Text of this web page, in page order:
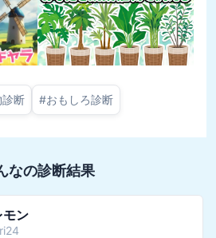
断 #おもしろ診断
なの診断結果
モン